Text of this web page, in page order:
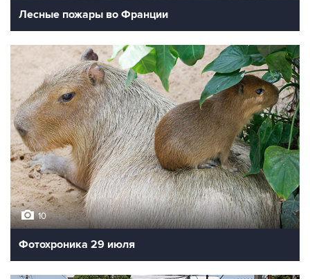
Лесные пожары во Франции
10
Фотохроника 29 июля